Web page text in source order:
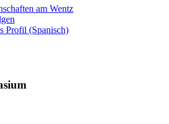
am Wentz
Profil (Spanisch)